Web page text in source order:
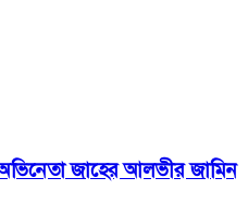
জাহের আলভীর জামিন